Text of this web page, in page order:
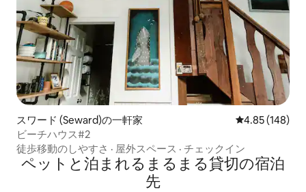
スワード (Seward)の一軒家 レビュー148
4.85 (148)
ビーチハウス#2
徒歩移動のしやすさ · 屋外スペース · チェックイン
ペットと泊まれるまるまる貸切の宿泊
先